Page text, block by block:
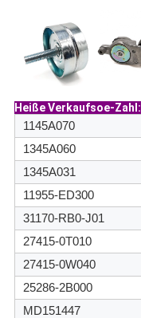
Heiße Verkaufsoe-Zahl:
1145A070
1345A060
1345A031
11955-ED300
31170-RB0-J01
27415-0T010
27415-0W040
25286-2B000
MD151447